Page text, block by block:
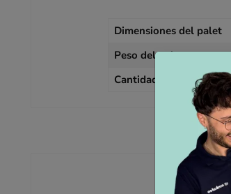
Dimensiones del palet
Peso del palet
Cantidad palet